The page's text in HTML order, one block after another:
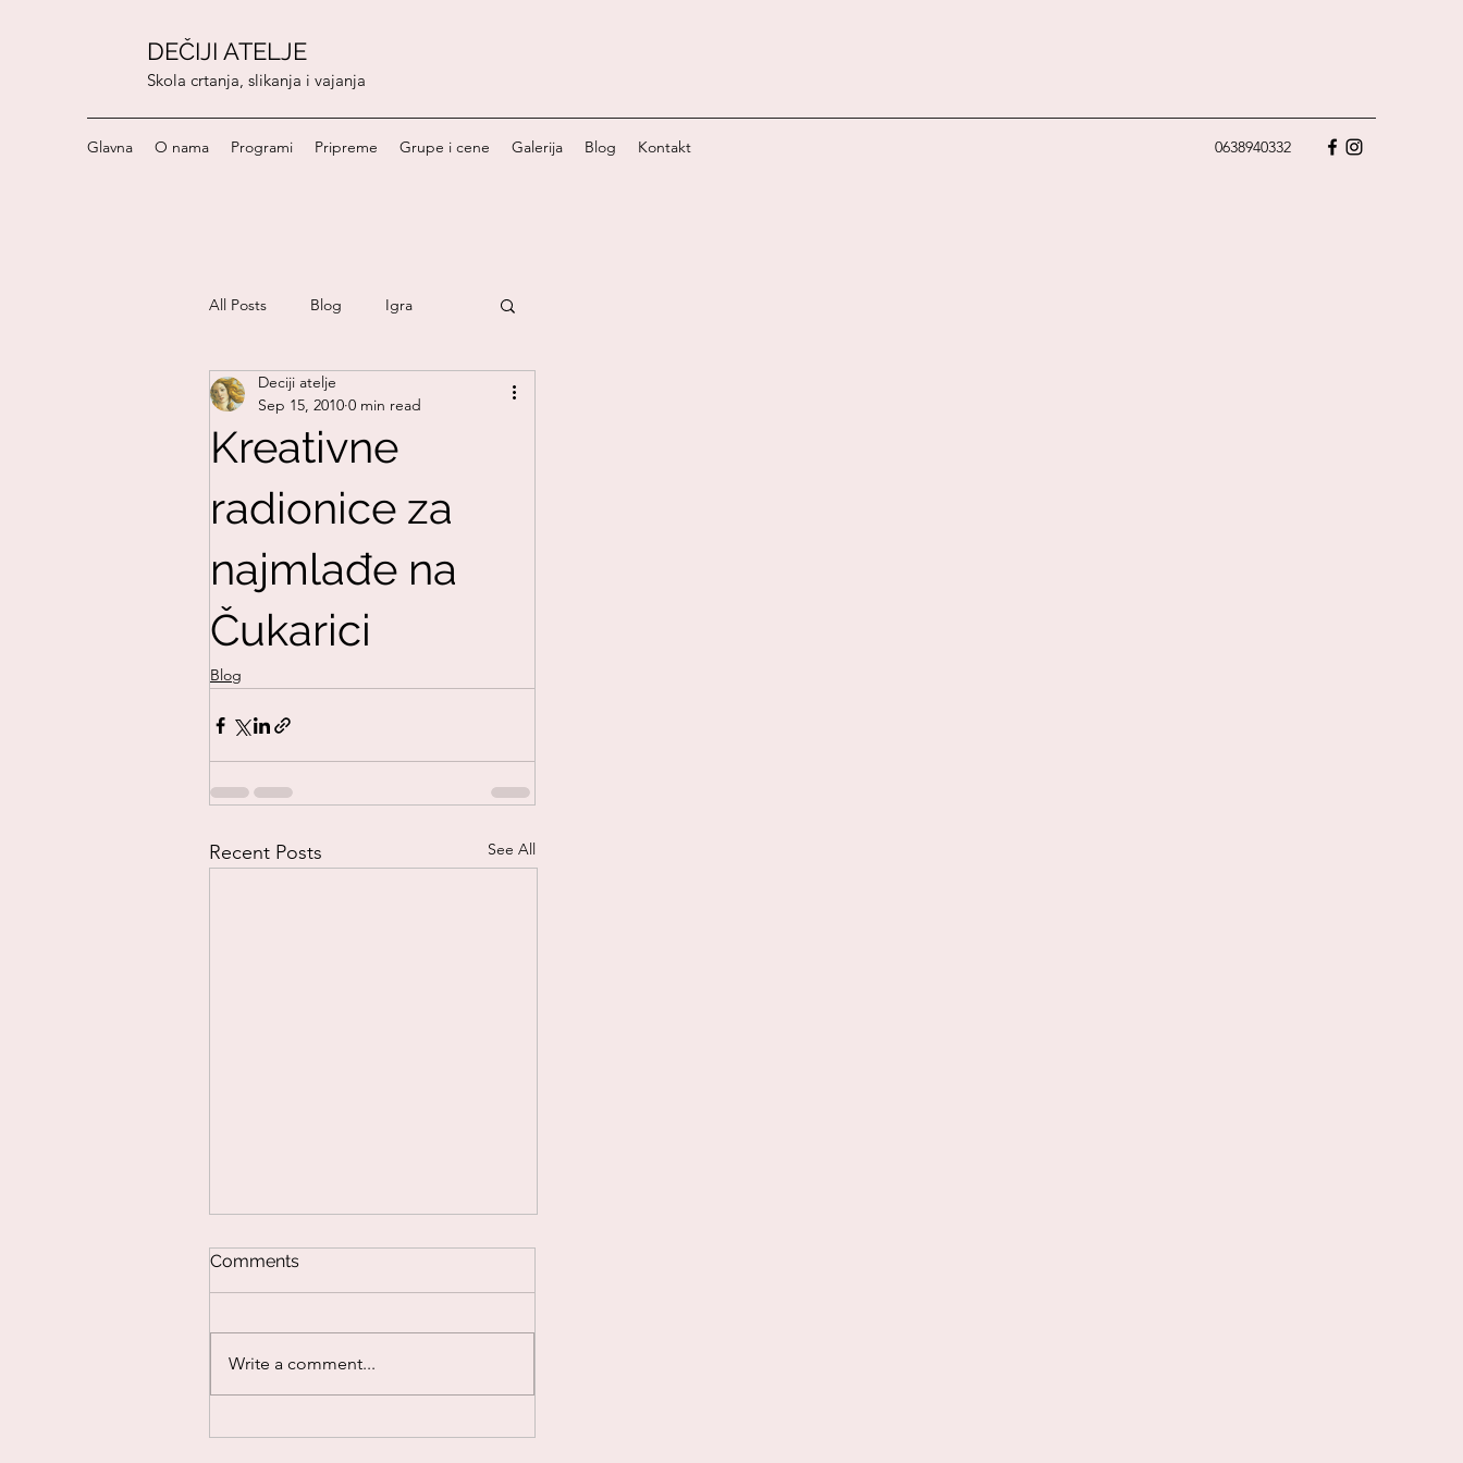
DEČIJI ATELJE
Skola crtanja, slikanja i vajanja
Glavna O nama Programi Pripreme Grupe i cene Galerija Blog Kontakt 0638940332
All Posts Blog Igra
Craft project
Porodica Portfolio
RECEPTI
Slide
Uradi sama
Kreativne
radionice za
najmlađe na
Čukarici
Deciji atelje
Sep 15, 2010 0 min read
Blog
Recent Posts See All
MURALI I SAVREMENA
Comments
Write a comment...